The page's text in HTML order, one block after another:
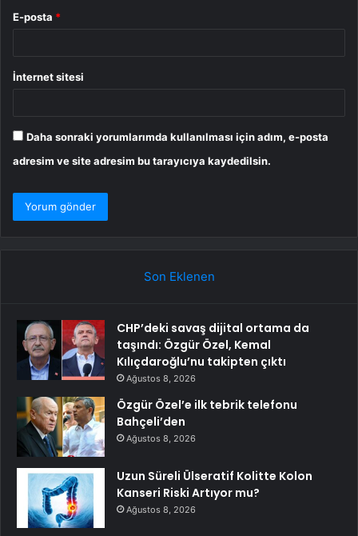
E-posta *
İnternet sitesi
Daha sonraki yorumlarımda kullanılması için adım, e-posta
adresim ve site adresim bu tarayıcıya kaydedilsin.
Son Eklenen
CHP’deki savaş dijital ortama da
taşındı: Özgür Özel, Kemal
Kılıçdaroğlu’nu takipten çıktı
Ağustos 8, 2026
Özgür Özel’e ilk tebrik telefonu
Bahçeli’den
Ağustos 8, 2026
Uzun Süreli Ülseratif Kolitte Kolon
Kanseri Riski Artıyor mu?
Ağustos 8, 2026